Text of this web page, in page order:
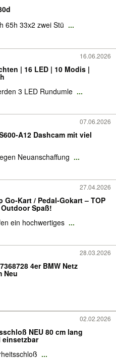
65h 33x2 zwei Stü ...
16.06.2026
| 16 LED | 10 Modis |
3 LED Rundumle ...
07.06.2026
A12 Dashcam mit viel
Neuanschaffung ...
27.04.2026
Go-Kart / Pedal-Gokart – TOP
Spaß!
ein hochwertiges ...
28.03.2026
4er BMW Netz
Kofferraum Neu
02.02.2026
80 cm lang
...